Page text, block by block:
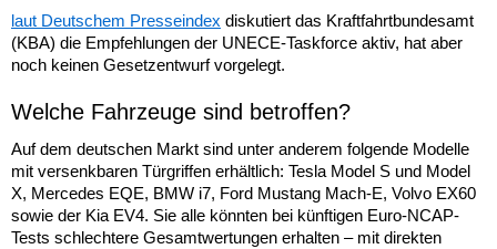
laut Deutschem Presseindex diskutiert das Kraftfahrtbundesamt
(KBA) die Empfehlungen der UNECE-Taskforce aktiv, hat aber
noch keinen Gesetzentwurf vorgelegt.
Welche Fahrzeuge sind betroffen?
Auf dem deutschen Markt sind unter anderem folgende Modelle
mit versenkbaren Türgriffen erhältlich: Tesla Model S und Model
X, Mercedes EQE, BMW i7, Ford Mustang Mach-E, Volvo EX60
sowie der Kia EV4. Sie alle könnten bei künftigen Euro-NCAP-
Tests schlechtere Gesamtwertungen erhalten – mit direkten